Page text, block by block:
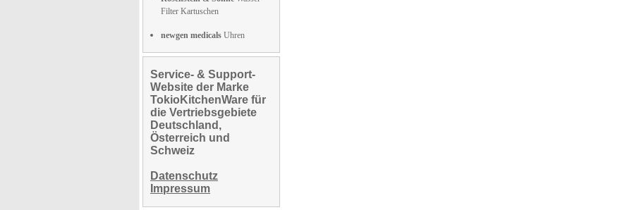
Filter Kartuschen
newgen medicals Uhren
Service- & Support-
Website der Marke
TokioKitchenWare für
die Vertriebsgebiete
Deutschland,
Österreich und
Schweiz
Datenschutz
Impressum